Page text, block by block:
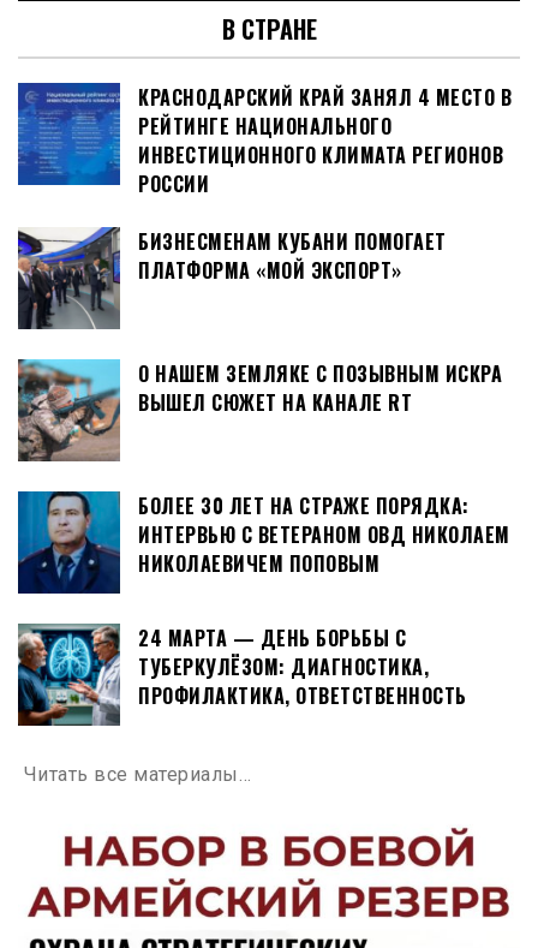
В СТРАНЕ
КРАСНОДАРСКИЙ КРАЙ ЗАНЯЛ 4 МЕСТО В
РЕЙТИНГЕ НАЦИОНАЛЬНОГО
ИНВЕСТИЦИОННОГО КЛИМАТА РЕГИОНОВ
РОССИИ
БИЗНЕСМЕНАМ КУБАНИ ПОМОГАЕТ
ПЛАТФОРМА «МОЙ ЭКСПОРТ»
О НАШЕМ ЗЕМЛЯКЕ С ПОЗЫВНЫМ ИСКРА
ВЫШЕЛ СЮЖЕТ НА КАНАЛЕ RT
БОЛЕЕ 30 ЛЕТ НА СТРАЖЕ ПОРЯДКА:
ИНТЕРВЬЮ С ВЕТЕРАНОМ ОВД НИКОЛАЕМ
НИКОЛАЕВИЧЕМ ПОПОВЫМ
24 МАРТА — ДЕНЬ БОРЬБЫ С
ТУБЕРКУЛЁЗОМ: ДИАГНОСТИКА,
ПРОФИЛАКТИКА, ОТВЕТСТВЕННОСТЬ
Читать все материалы…